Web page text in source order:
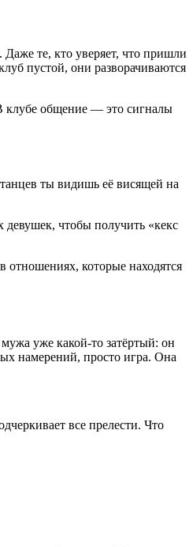
те, кто уверяет, что пришли
пустой, они разворачиваются
клубе общение — это сигналы
ты видишь её висящей на
чтобы получить «кекс
которые находятся
уже какой-то затёртый: он
намерений, просто игра. Она
все прелести. Что